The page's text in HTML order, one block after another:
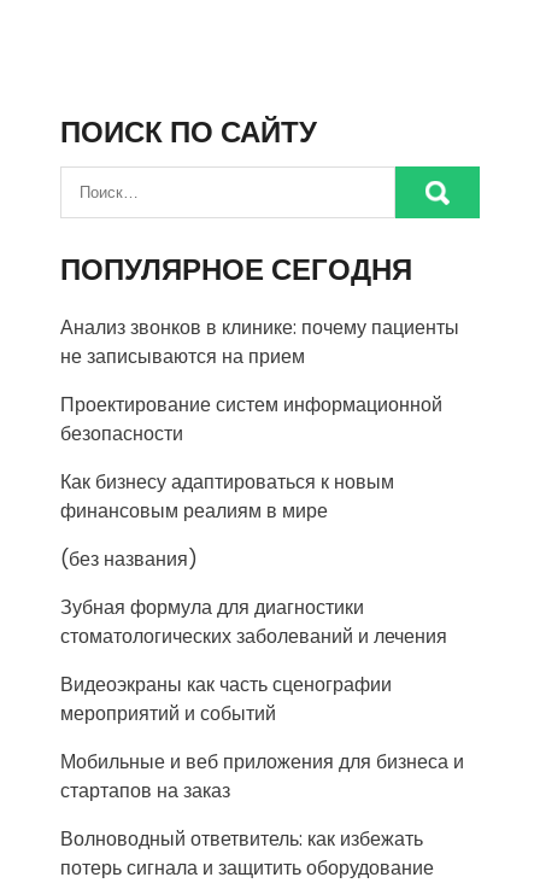
ПОИСК ПО САЙТУ
ПОПУЛЯРНОЕ СЕГОДНЯ
Анализ звонков в клинике: почему пациенты
не записываются на прием
Проектирование систем информационной
безопасности
Как бизнесу адаптироваться к новым
финансовым реалиям в мире
(без названия)
Зубная формула для диагностики
стоматологических заболеваний и лечения
Видеоэкраны как часть сценографии
мероприятий и событий
Мобильные и веб приложения для бизнеса и
стартапов на заказ
Волноводный ответвитель: как избежать
потерь сигнала и защитить оборудование